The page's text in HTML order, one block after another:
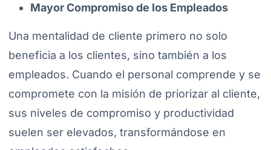
Mayor Compromiso de los Empleados
Una mentalidad de cliente primero no solo
beneficia a los clientes, sino también a los
empleados. Cuando el personal comprende y se
compromete con la misión de priorizar al cliente,
sus niveles de compromiso y productividad
suelen ser elevados, transformándose en